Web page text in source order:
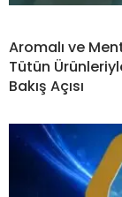
Aromalı ve
Tütün
Bakış Açısı